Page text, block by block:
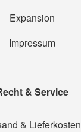
Expansion
Impressum
& Service
& Lieferkosten